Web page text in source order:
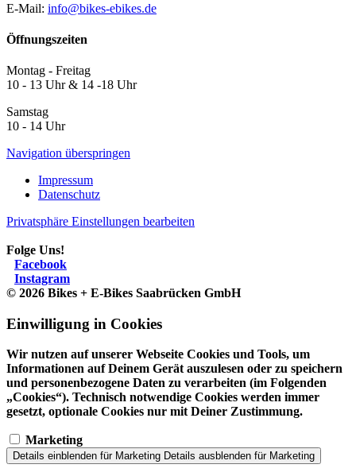
E-Mail: info@bikes-ebikes.de
Öffnungszeiten
Montag - Freitag
10 - 13 Uhr & 14 -18 Uhr
Samstag
10 - 14 Uhr
Navigation überspringen
Impressum
Datenschutz
Privatsphäre Einstellungen bearbeiten
Folge Uns!
Facebook
Instagram
© 2026 Bikes + E-Bikes Saabrücken GmbH
Einwilligung in Cookies
Wir nutzen auf unserer Webseite Cookies und Tools, um
Informationen auf Deinem Gerät auszulesen oder zu speichern
und personenbezogene Daten zu verarbeiten (im Folgenden
„Cookies“). Technisch notwendige Cookies werden immer
gesetzt, optionale Cookies nur mit Deiner Zustimmung.
Marketing
Details einblenden für Marketing Details ausblenden für Marketing